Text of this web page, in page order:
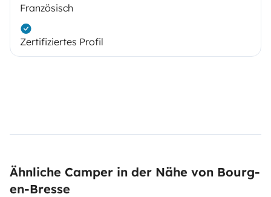
Französisch
Zertifiziertes Profil
Ähnliche Camper in der Nähe von Bourg-
en-Bresse